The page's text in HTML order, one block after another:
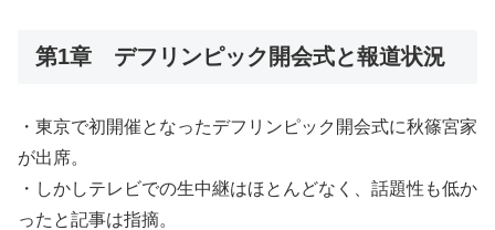
第1章 デフリンピック開会式と報道状況
・東京で初開催となったデフリンピック開会式に秋篠宮家
が出席。
・しかしテレビでの生中継はほとんどなく、話題性も低か
ったと記事は指摘。